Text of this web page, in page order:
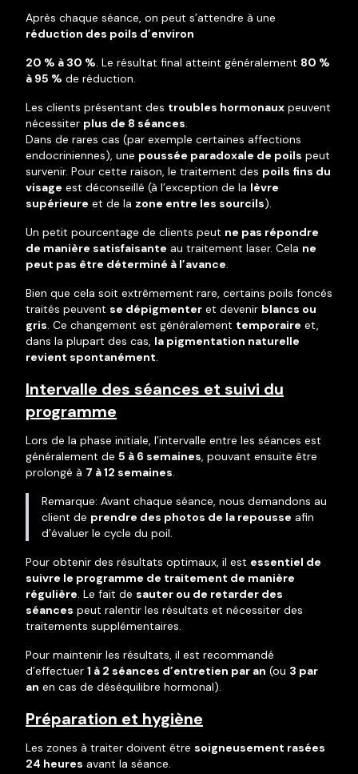
Après chaque séance, on peut s’attendre à une
réduction des poils d’environ
20 % à 30 %. Le résultat final atteint généralement 80 %
à 95 % de réduction.
Les clients présentant des troubles hormonaux peuvent
nécessiter plus de 8 séances.
Dans de rares cas (par exemple certaines affections
endocriniennes), une poussée paradoxale de poils peut
survenir. Pour cette raison, le traitement des poils fins du
visage est déconseillé (à l’exception de la lèvre
supérieure et de la zone entre les sourcils).
Un petit pourcentage de clients peut ne pas répondre
de manière satisfaisante au traitement laser. Cela ne
peut pas être déterminé à l’avance.
Bien que cela soit extrêmement rare, certains poils foncés
traités peuvent se dépigmenter et devenir blancs ou
gris. Ce changement est généralement temporaire et,
dans la plupart des cas, la pigmentation naturelle
revient spontanément.
Intervalle des séances et suivi du
programme
Lors de la phase initiale, l’intervalle entre les séances est
généralement de 5 à 6 semaines, pouvant ensuite être
prolongé à 7 à 12 semaines.
Remarque: Avant chaque séance, nous demandons au
client de prendre des photos de la repousse afin
d’évaluer le cycle du poil.
Pour obtenir des résultats optimaux, il est essentiel de
suivre le programme de traitement de manière
régulière. Le fait de sauter ou de retarder des
séances peut ralentir les résultats et nécessiter des
traitements supplémentaires.
Pour maintenir les résultats, il est recommandé
d’effectuer 1 à 2 séances d’entretien par an (ou 3 par
an en cas de déséquilibre hormonal).
Préparation et hygiène
Les zones à traiter doivent être soigneusement rasées
24 heures avant la séance.